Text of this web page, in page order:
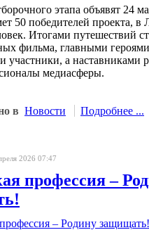
этапа объявят 24
50 победителей проекта, в
Итогами путешествий
фильма, главными
участники, а наставниками
медиасферы.
в Новости Подробнее ...
2026 07:47
профессия –